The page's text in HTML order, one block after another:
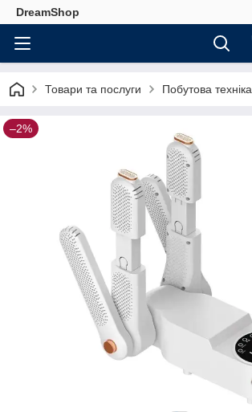
DreamShop
Товари та послуги Побутова техніка
–2%